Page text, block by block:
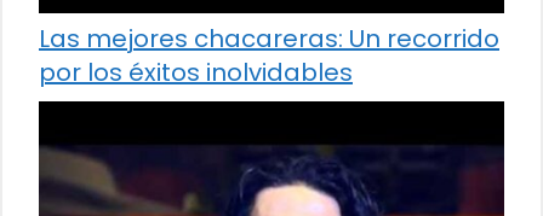
Las mejores chacareras: Un recorrido
por los éxitos inolvidables